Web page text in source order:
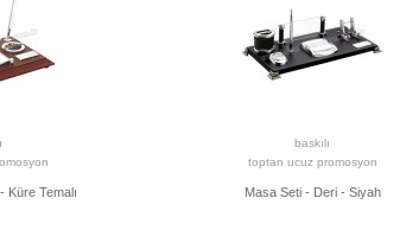
Küre Temalı
baskılı
toptan ucuz promosyon
Masa Seti - Deri - Siyah